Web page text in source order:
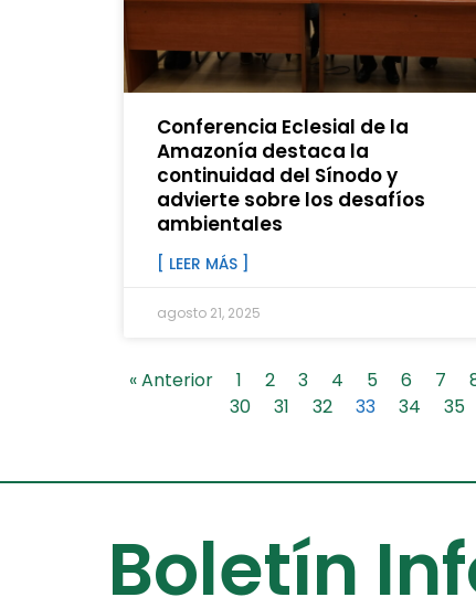
Conferencia Eclesial de la
Amazonía destaca la
continuidad del Sínodo y
advierte sobre los desafíos
ambientales
[ LEER MÁS ]
agosto 21, 2025
« Anterior 1 2 3 4 5 6 7
30
31 32 33 34 35
Boletín